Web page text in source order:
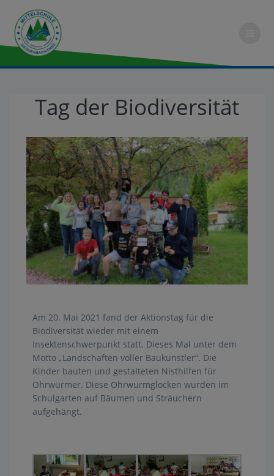
Tag der Biodiversität
Am 20. Mai 2021 fand der Aktionstag für die
Biodiversität wieder mit einem
Insektenschwerpunkt statt. Dieses Mal unter dem
Motto „Landschaften voller Baukünstler“. Die
Kinder bauten und gestalteten Nisthilfen für
Ohrwürmer. Diese Ohrwurmglocken wurden im
Schulgarten auf Bäumen und Sträuchern
aufgehängt.